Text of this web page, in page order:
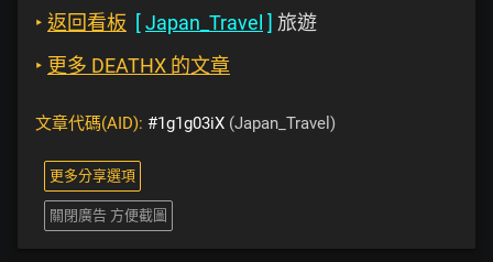
‣ 返回看板 [Japan_Travel ] 旅遊
‣ 更多 DEATHX 的文章
文章代碼(AID): #1g1g03iX (Japan_Travel)
更多分享選項
關閉廣告 方便截圖